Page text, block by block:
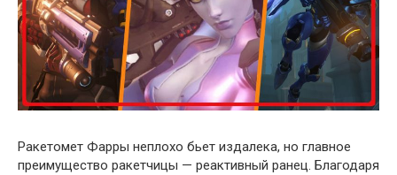
Ракетомет Фарры неплохо бьет издалека, но главное
преимущество ракетчицы — реактивный ранец. Благодаря